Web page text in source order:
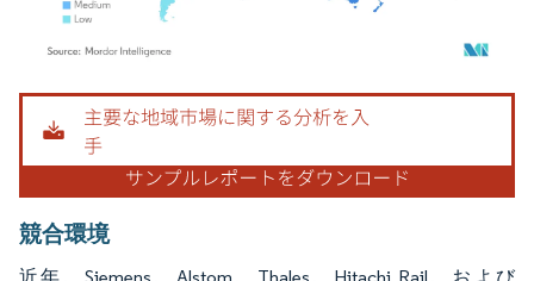
画像 © Mordor Intelligence。再利用にはCC BY 4.0の表示が必要です。
競合環境